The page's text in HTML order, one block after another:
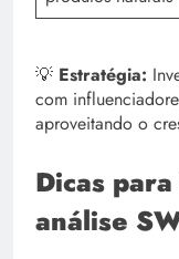
💡 Estratégia:
com
aproveitando o
Dicas
análise